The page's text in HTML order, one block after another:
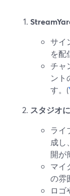
サイ
を配
チャ
ント
す。(
スタジオ
ライ
成し
開が
マイ
の雰
ロゴ